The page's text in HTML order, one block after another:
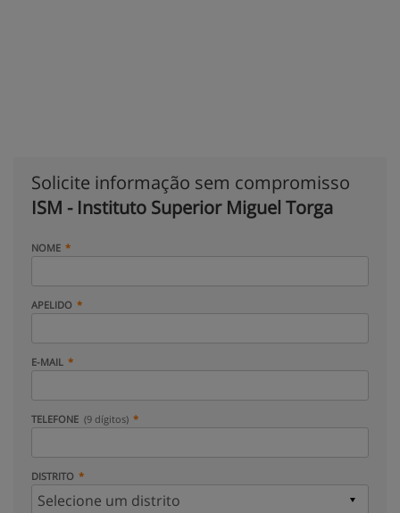
Solicite informação sem compromisso
ISM - Instituto Superior Miguel Torga
NOME
APELIDO
E-MAIL
TELEFONE (9 dígitos)
DISTRITO